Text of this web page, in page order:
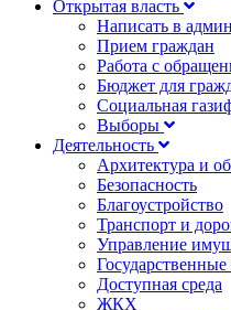
Открытая власть
Написать в
Прием граждан
Работа с
Бюджет для
Социальная
Выборы
Деятельность
Архитектура и
Безопасность
Благоустройство
Транспорт и
Управление
Доступная среда
ЖКХ